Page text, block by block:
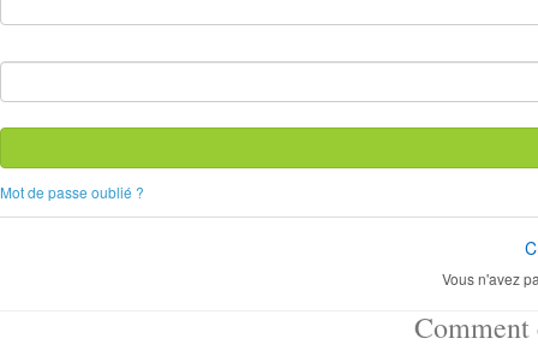
Mot de passe oublié ?
Vous n'avez
Comment